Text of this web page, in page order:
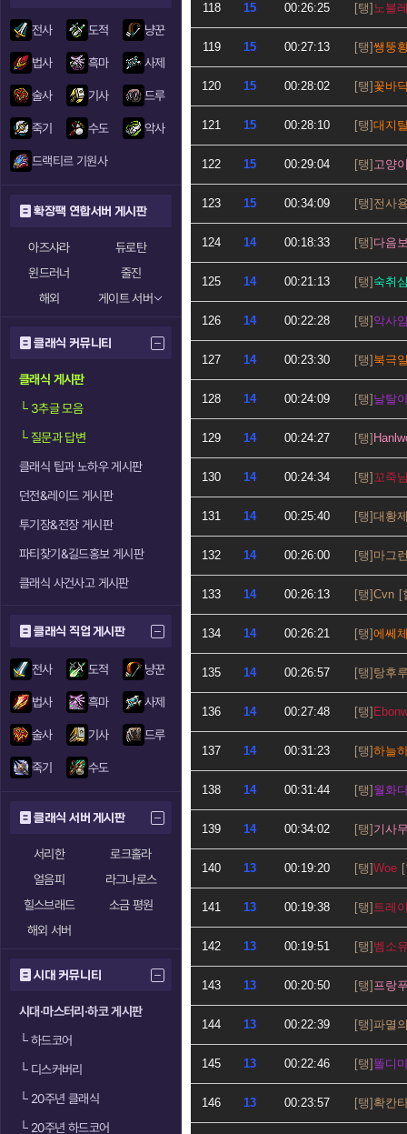
전사 도적 냥꾼
법사 흑마 사제
술사 기사 드루
죽기 수도 악사
드랙티르 기원사
확장팩 연합서버 게시판
아즈샤라
듀로탄
윈드러너
줄진
해외
게이트 서버
클래식 커뮤니티
클래식 게시판
└3추글 모음
└질문과 답변
클래식 팁과 노하우 게시판
던전&레이드 게시판
투기장&전장 게시판
파티찾기&길드홍보 게시판
클래식 사건사고 게시판
클래식 직업 게시판
전사 도적 냥꾼
법사 흑마 사제
술사 기사 드루
죽기 수도
클래식 서버 게시판
서리한
로크홀라
얼음피
라그나로스
힐스브래드
소금 평원
해외 서버
시대 커뮤니티
시대·마스터리·하코 게시판
└하드코어
└디스커버리
└20주년 클래식
└20주년 하드코어
118 15 00:26:25 노블
119 15 00:27:13 쌩뚱
120 15 00:28:02 꽃바
121 15 00:28:10 대지
122 15 00:29:04 고양
123 15 00:34:09 전사
124 14 00:18:33 다음
125 14 00:21:13 숙취
126 14 00:22:28 악사
127 14 00:23:30 북극
128 14 00:24:09 날탈
129 14 00:24:27
130 14 00:24:34 꼬죽
131 14 00:25:40 대황
132 14 00:26:00 마그
133 14 00:26:13 Cvn
134 14 00:26:21 에쎄
135 14 00:26:57 탕후
136 14 00:27:48
137 14 00:31:23 하늘
138 14 00:31:44 월화
139 14 00:34:02 기사
140 13 00:19:20 Woe
141 13 00:19:38 트레
142 13 00:19:51 벰소
143 13 00:20:50 프랑
144 13 00:22:39 파멸
145 13 00:22:46 똘디
146 13 00:23:57 확칸